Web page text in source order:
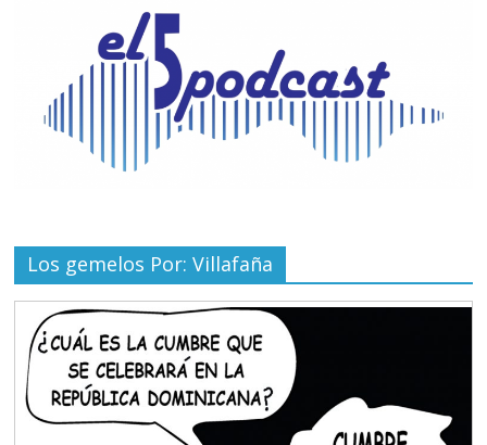
Los gemelos Por: Villafaña